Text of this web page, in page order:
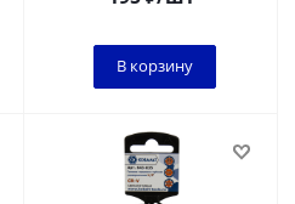
В корзину